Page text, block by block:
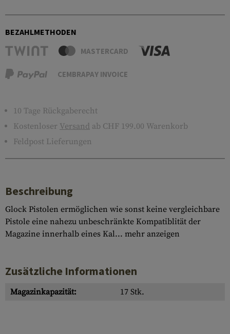
BEZAHLMETHODEN
MASTERCARD
CEMBRAPAY INVOICE
10 Tage Rückgaberecht
Kostenloser Versand ab CHF 199.00 Warenkorb
Feldpost Lieferungen
Beschreibung
Glock Pistolen ermöglichen wie sonst keine vergleichbare
Pistole eine nahezu unbeschränkte Kompatiblität der
Magazine innerhalb eines Kal... mehr anzeigen
Zusätzliche Informationen
Magazinkapazität: 17 Stk.